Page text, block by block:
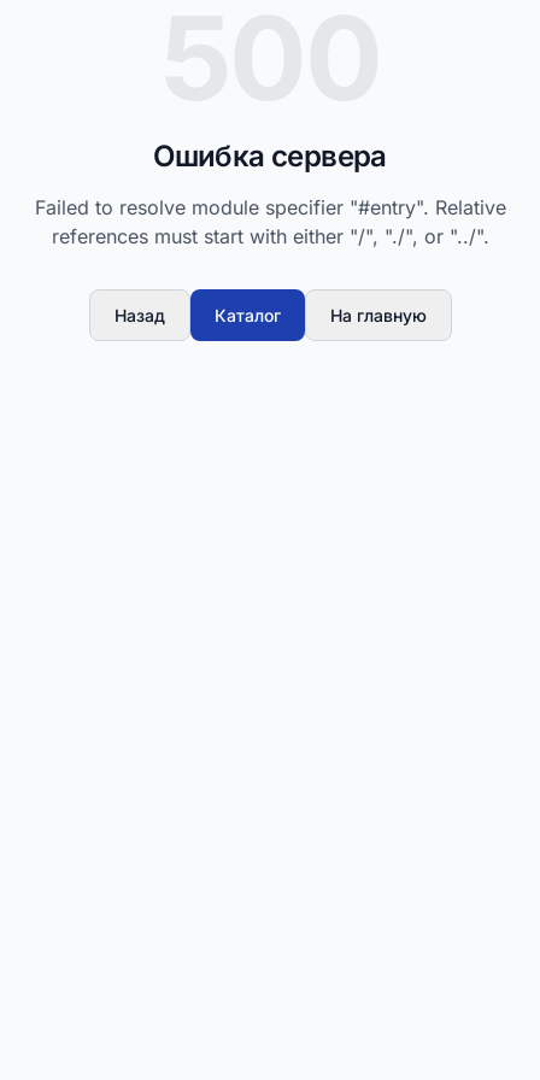
Ошибка сервера
Failed to resolve module specifier "#entry". Relative
references must start with either "/", "./", or "../".
Назад Каталог На главную